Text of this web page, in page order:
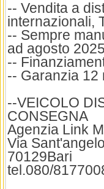
-- Vendita a
internazionali,
-- Sempre
ad agosto 2025
--
-- Garanzia 12
--VEICOLO
CONSEGNA
Agenzia Link
Via
70129Bari
tel.080/